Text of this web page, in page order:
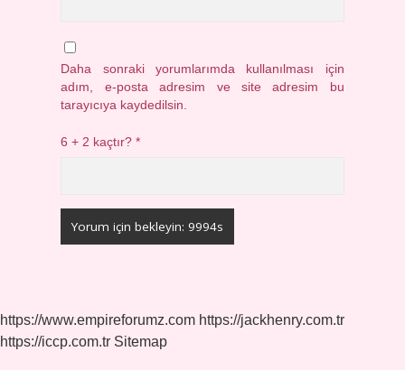
Daha sonraki yorumlarımda kullanılması için
adım, e-posta adresim ve site adresim bu
tarayıcıya kaydedilsin.
6 + 2 kaçtır?*
https://www.empireforumz.com https://jackhenry.com.tr
https://iccp.com.tr Sitemap